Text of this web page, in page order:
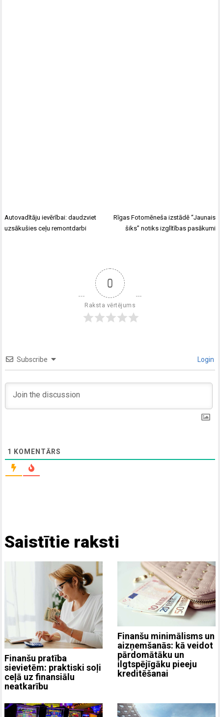
Autovadītāju ievērībai: daudzviet
uzsākušies ceļu remontdarbi
Rīgas Fotomēneša izstādē “Jaunais
šiks” notiks izglītības pasākumi
0
Raksta vērtējums
Subscribe Login
1 KOMENTĀRS
Saistītie raksti
Finanšu pratība
sievietēm: praktiski soļi
ceļā uz finansiālu
neatkarību
Finanšu minimālisms un
aizņemšanās: kā veidot
pārdomātāku un
ilgtspējīgāku pieeju
kreditēšanai